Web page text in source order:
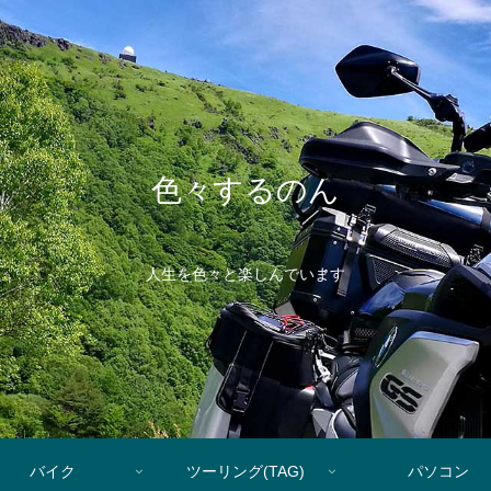
色々するのん
人生を色々と楽しんでいます
バイク ツーリング(TAG) パソコン